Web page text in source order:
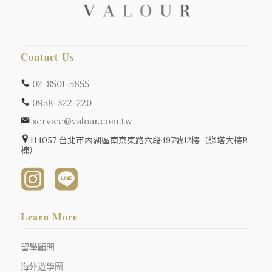
Contact Us
02-8501-5655
0958-322-220
service@valour.com.tw
114057 台北市內湖區南京東路六段497號12樓（綠塔大樓B
棟）
Learn More
留學顧問
海外遊學團